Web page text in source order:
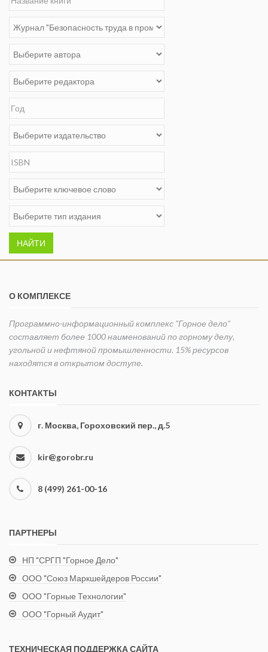
НАЙТИ
О КОМПЛЕКСЕ
Программно-информационный комплекс "Горное дело"
составляет более 1000 наименований по горному делу,
угольной и нефтяной промышленности. 15% ресурсов
находятся в открытом доступе.
КОНТАКТЫ
г. Москва, Гороховский пер., д.5
kir@gorobr.ru
8 (499) 261-00-16
ПАРТНЕРЫ
НП "СРГП "Горное Дело"
ООО "Союз Маркшейдеров России"
ООО "Горные Технологии"
ООО "Горный Аудит"
ТЕХНИЧЕСКАЯ ПОДДЕРЖКА САЙТА